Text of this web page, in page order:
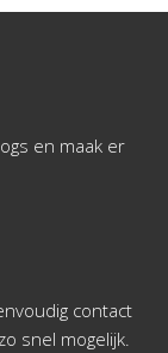
en maak er
contact
snel mogelijk.